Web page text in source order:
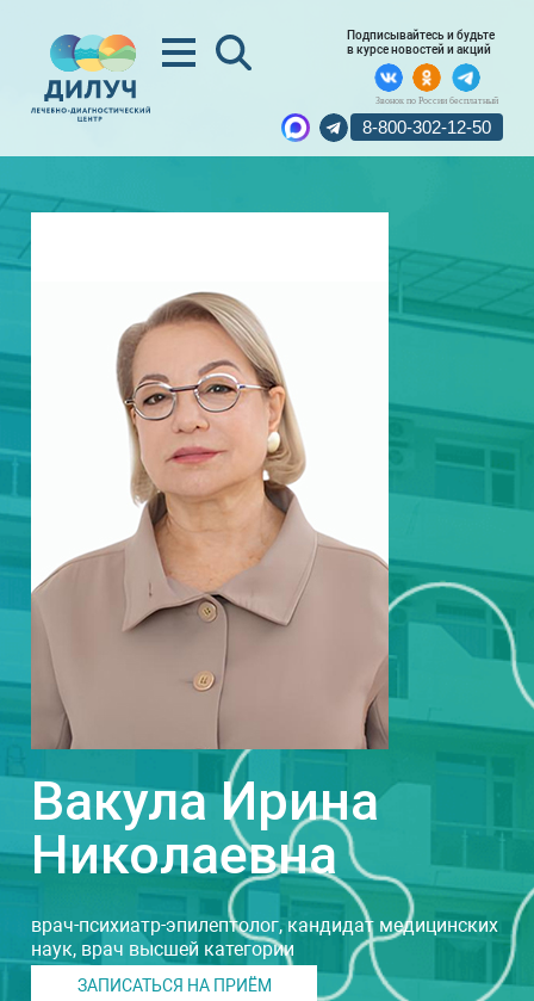
Подписывайтесь и будьте
в курсе новостей и акций
Звонок по России бесплатный
8-800-302-12-50
Вакула Ирина
Николаевна
врач-психиатр-эпилептолог, кандидат медицинских
наук, врач высшей категории
ЗАПИСАТЬСЯ НА ПРИЁМ